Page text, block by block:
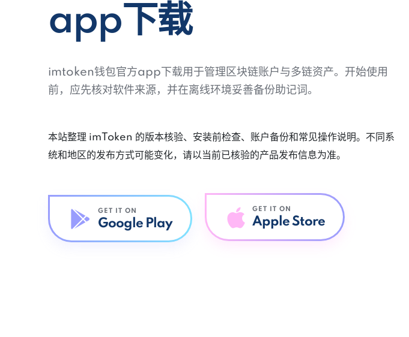
app下载
imtoken钱包官方app下载用于管理区块链账户与多链资产。开始使用
前，应先核对软件来源，并在离线环境妥善备份助记词。
本站整理 imToken 的版本核验、安装前检查、账户备份和常见操作说明。不同系
统和地区的发布方式可能变化，请以当前已核验的产品发布信息为准。
GET IT ON
Google Play
GET IT ON
Apple Store